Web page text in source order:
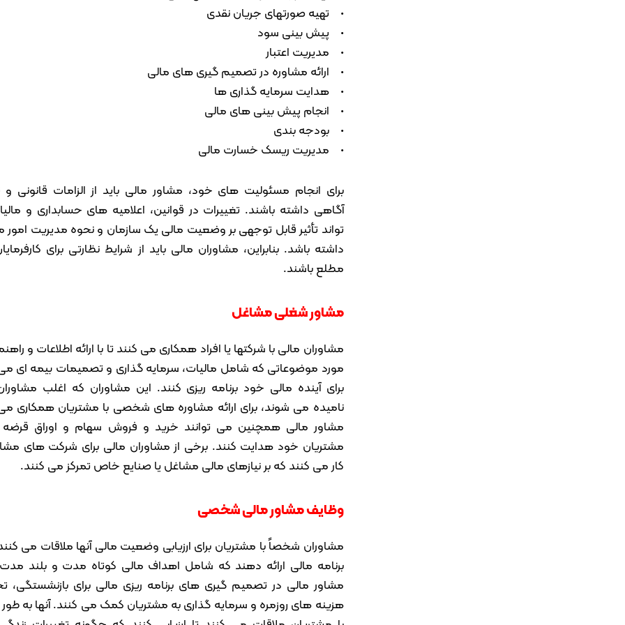
• تهیه صورتهای جریان نقدی
• پیش بینی سود
• مدیریت اعتبار
• ارائه مشاوره در تصمیم گیری های مالی
• هدایت سرمایه گذاری ها
• انجام پیش بینی های مالی
• بودجه بندی
• مدیریت ریسک خسارت مالی
برای انجام مسئولیت های خود، مشاور مالی باید از الزامات قانونی و
آگاهی داشته باشند. تغییرات در قوانین، اعلامیه های حسابداری و
تواند تأثیر قابل توجهی بر وضعیت مالی یک سازمان و نحوه مدیریت امور
داشته باشد. بنابراین، مشاوران مالی باید از شرایط نظارتی برای
مطلع باشند.
مشاور شغلی مشاغل
مشاوران مالی با شرکتها یا افراد همکاری می کنند تا با ارائه اطلاعات و
مورد موضوعاتی که شامل مالیات، سرمایه گذاری و تصمیمات بیمه ای
برای آینده مالی خود برنامه ریزی کنند. این مشاوران که اغلب
نامیده می شوند، برای ارائه مشاوره های شخصی با مشتریان همکاری
مشاور مالی همچنین می توانند خرید و فروش سهام و اوراق قرضه
مشتریان خود هدایت کنند. برخی از مشاوران مالی برای شرکت های
کار می کنند که بر نیازهای مالی مشاغل یا صنایع خاص تمرکز می کنند.
وظایف مشاور مالی شخصی
مشاوران شخصاً با مشتریان برای ارزیابی وضعیت مالی آنها ملاقات می
برنامه مالی ارائه دهند که شامل اهداف مالی کوتاه مدت و بلند
مشاور مالی در تصمیم گیری های برنامه ریزی مالی برای بازنشستگی،
هزینه های روزمره و سرمایه گذاری به مشتریان کمک می کنند. آنها به